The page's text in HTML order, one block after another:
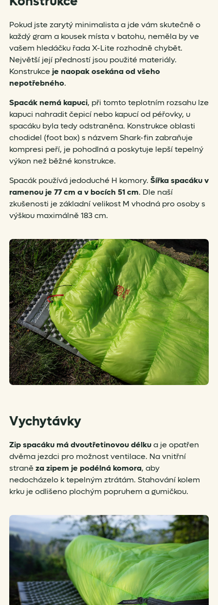
Pokud jste zarytý minimalista a jde vám skutečně o
každý gram a kousek místa v batohu, neměla by ve
vašem hledáčku řada X-Lite rozhodně chybět.
Největší její předností jsou použité materiály.
Konstrukceje naopak osekána od všeho
nepotřebného.
Spacák nemá kapuci, při tomto teplotním rozsahu lze
kapuci nahradit čepicí nebo kapucí od péřovky, u
spacáku byla tedy odstraněna. Konstrukce oblasti
chodidel (foot box) s názvem Shark-fin zabraňuje
kompresi peří, je pohodlná a poskytuje lepší tepelný
výkon než běžné konstrukce.
Spacák používá jedoduché H komory. Šířka spacáku v
ramenou je 77 cm a v bocích 51 cm. Dle naší
zkušenosti je základní velikost M vhodná pro osoby s
výškou maximálně 183 cm.
Vychytávky
Zip spacáku má dvoutřetinovou délkua je opatřen
dvěma jezdci pro možnost ventilace. Na vnitřní
straněza zipem je podélná komora, aby
nedocházelo k tepelným ztrátám. Stahování kolem
krku je odlišeno plochým popruhem a gumičkou.